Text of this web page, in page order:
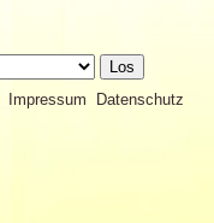
Impressum Datenschutz